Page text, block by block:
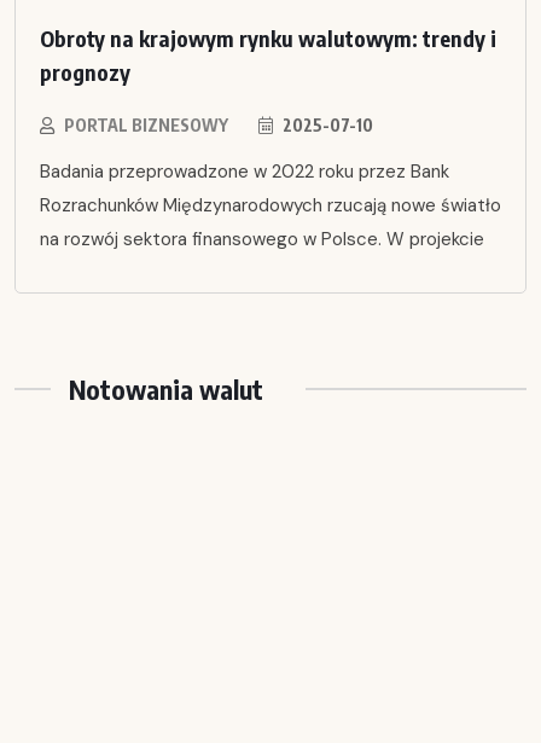
Obroty na krajowym rynku walutowym: trendy i
prognozy
PORTAL BIZNESOWY 2025-07-10
Badania przeprowadzone w 2022 roku przez Bank
Rozrachunków Międzynarodowych rzucają nowe światło
na rozwój sektora finansowego w Polsce. W projekcie
Notowania walut